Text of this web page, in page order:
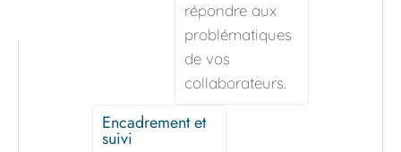
répondre aux
problématiques
de vos
collaborateurs.
Encadrement et
suivi